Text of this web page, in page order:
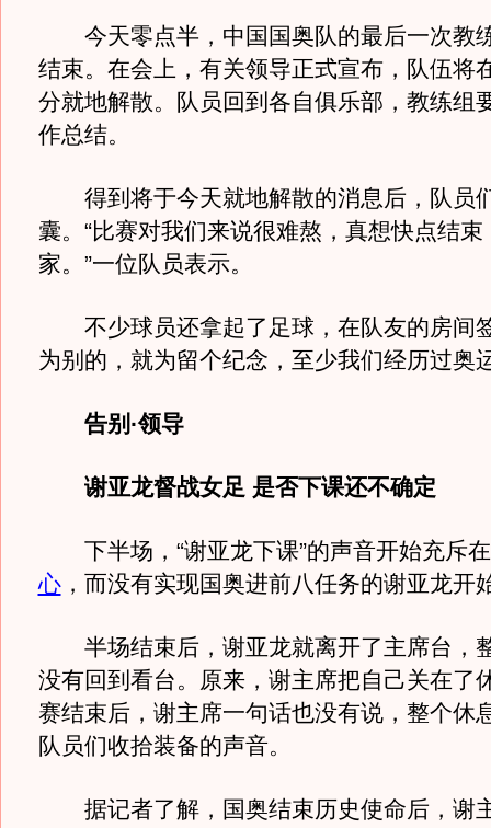
今天零点半，中国国奥队的最后一次教
结束。在会上，有关领导正式宣布，队伍将
分就地解散。队员回到各自俱乐部，教练组
作总结。
得到将于今天就地解散的消息后，队员
囊。“比赛对我们来说很难熬，真想快点结束
家。”一位队员表示。
不少球员还拿起了足球，在队友的房间
为别的，就为留个纪念，至少我们经历过奥
告别·领导
谢亚龙督战女足 是否下课还不确定
下半场，“谢亚龙下课”的声音开始充斥
心，而没有实现国奥进前八任务的谢亚龙开
半场结束后，谢亚龙就离开了主席台，
没有回到看台。原来，谢主席把自己关在了
赛结束后，谢主席一句话也没有说，整个休
队员们收拾装备的声音。
据记者了解，国奥结束历史使命后，谢